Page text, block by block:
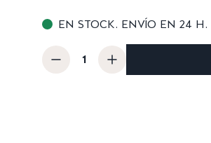
EN STOCK. ENVÍO EN 24 H.